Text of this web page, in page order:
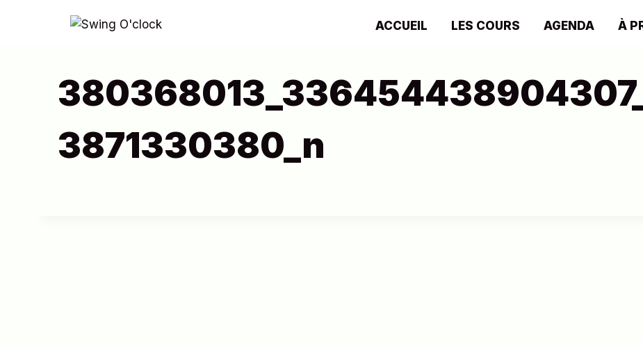
ACCUEIL LES COURS AGENDA À
3871330380_n